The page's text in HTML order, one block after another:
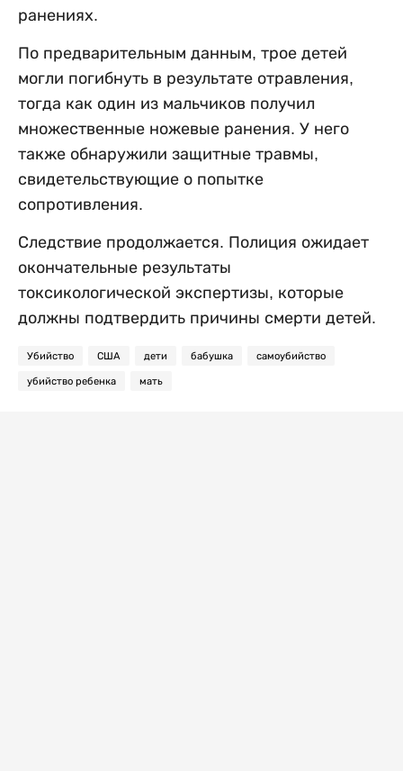
ранениях.
По предварительным данным, трое детей
могли погибнуть в результате отравления,
тогда как один из мальчиков получил
множественные ножевые ранения. У него
также обнаружили защитные травмы,
свидетельствующие о попытке
сопротивления.
Следствие продолжается. Полиция ожидает
окончательные результаты
токсикологической экспертизы, которые
должны подтвердить причины смерти детей.
Убийство США дети бабушка самоубийство
убийство ребенка мать